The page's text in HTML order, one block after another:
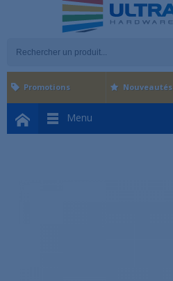
Menu
Promotions Nouveautés